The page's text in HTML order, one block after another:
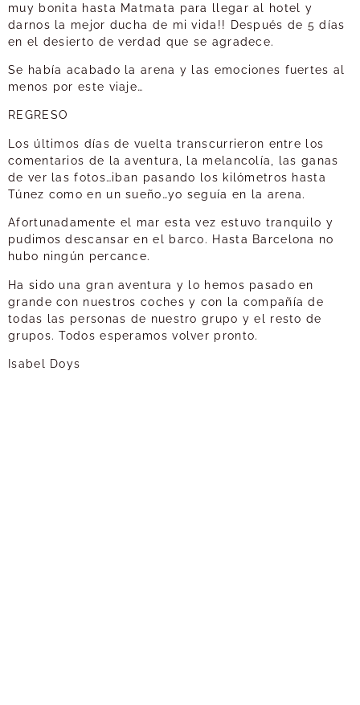
muy bonita hasta Matmata para llegar al hotel y
darnos la mejor ducha de mi vida!! Después de 5 días
en el desierto de verdad que se agradece.
Se había acabado la arena y las emociones fuertes al
menos por este viaje…
REGRESO
Los últimos días de vuelta transcurrieron entre los
comentarios de la aventura, la melancolía, las ganas
de ver las fotos…iban pasando los kilómetros hasta
Túnez como en un sueño…yo seguía en la arena.
Afortunadamente el mar esta vez estuvo tranquilo y
pudimos descansar en el barco. Hasta Barcelona no
hubo ningún percance.
Ha sido una gran aventura y lo hemos pasado en
grande con nuestros coches y con la compañía de
todas las personas de nuestro grupo y el resto de
grupos. Todos esperamos volver pronto.
Isabel Doys